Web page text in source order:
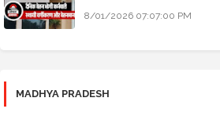
8/01/2026 07:07:00 PM
MADHYA PRADESH